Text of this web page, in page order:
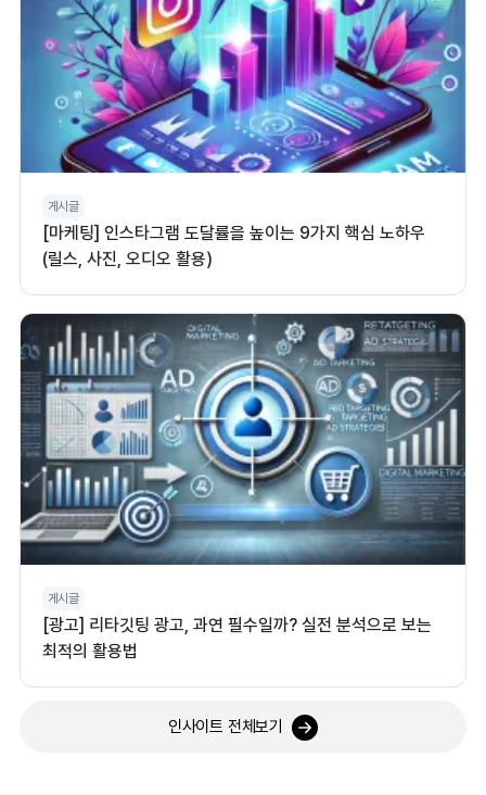
게시글
[마케팅] 인스타그램 도달률을 높이는 9가지 핵심 노하우
(릴스, 사진, 오디오 활용)
게시글
[광고] 리타깃팅 광고, 과연 필수일까? 실전 분석으로 보는
최적의 활용법
인사이트 전체보기